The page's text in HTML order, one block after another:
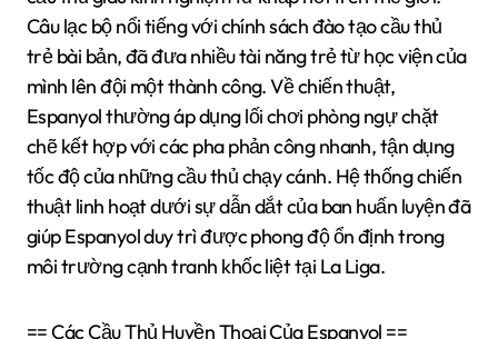
Câu lạc bộ nổi tiếng với chính sách đào tạo cầu thủ
trẻ bài bản, đã đưa nhiều tài năng trẻ từ học viện của
mình lên đội một thành công. Về chiến thuật,
Espanyol thường áp dụng lối chơi phòng ngự chặt
chẽ kết hợp với các pha phản công nhanh, tận dụng
tốc độ của những cầu thủ chạy cánh. Hệ thống chiến
thuật linh hoạt dưới sự dẫn dắt của ban huấn luyện đã
giúp Espanyol duy trì được phong độ ổn định trong
môi trường cạnh tranh khốc liệt tại La Liga.
== Các Cầu Thủ Huyền Thoại Của Espanyol ==